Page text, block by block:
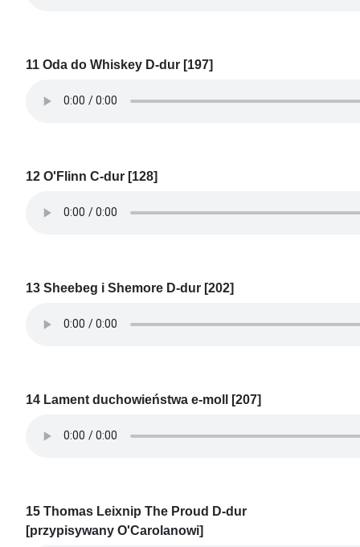
11 Oda do Whiskey D-dur [197]
12 O'Flinn C-dur [128]
13 Sheebeg i Shemore D-dur [202]
14 Lament duchowieństwa e-moll [207]
15 Thomas Leixnip The Proud D-dur
[przypisywany O'Carolanowi]